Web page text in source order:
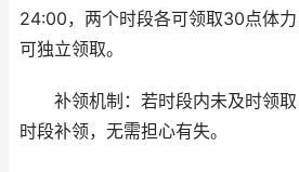
24:00，两个时段各可领取30点体
可独立领取。
补领机制：若时段内未及时领取
时段补领，无需担心有失。